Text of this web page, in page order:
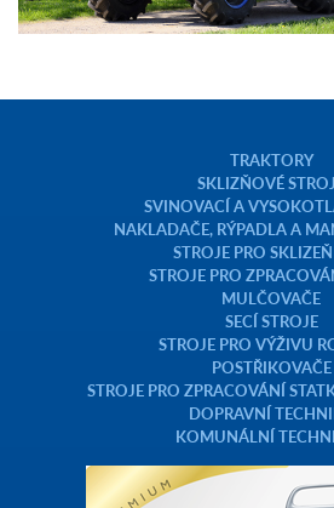
TRAKTORY
SKLIZŇOVÉ
SVINOVACÍ A
NAKLADAČE, RÝPADLA A
STROJE PRO
STROJE PRO
MULČOVAČE
SECÍ STROJE
STROJE PRO VÝŽIVU
POSTŘIKOVAČE
STROJE PRO ZPRACOVÁNÍ
DOPRAVNÍ
KOMUNÁLNÍ